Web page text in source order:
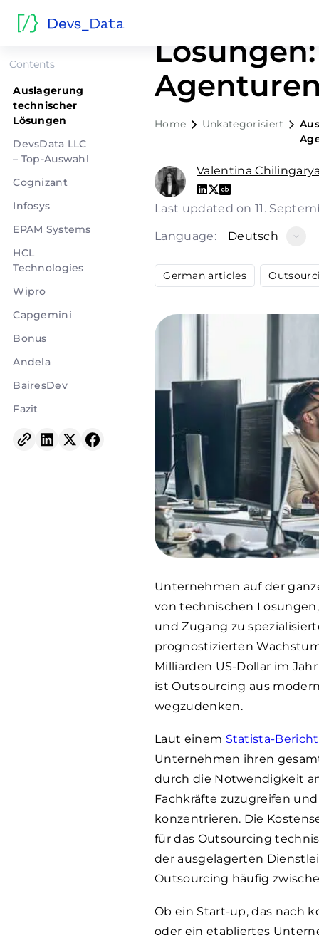
Contents
Auslagerung
technischer
Lösungen
DevsData LLC
– Top-Auswahl
Cognizant
Infosys
EPAM Systems
HCL
Technologies
Wipro
Capgemini
Bonus
Andela
BairesDev
Fazit
Home Unkategorisiert
Valentina
Last updated on 11.
Language: Deutsch
German articles
Unternehmen auf der
von technischen
und Zugang zu
prognostizierten
Milliarden US-Dollar im
ist Outsourcing aus
wegzudenken.
Laut einem Statista-Bericht
Unternehmen ihren
durch die Notwendigkeit
Fachkräfte zuzugreifen
konzentrieren. Die
für das Outsourcing
der ausgelagerten
Outsourcing häufig
Ob ein Start-up, das nach
oder ein etabliertes